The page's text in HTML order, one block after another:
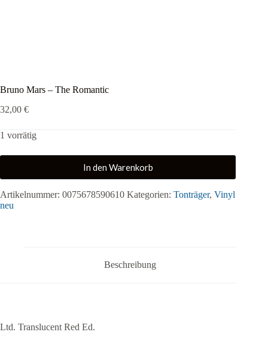
Bruno Mars – The Romantic
32,00 €
1 vorrätig
In den Warenkorb
Artikelnummer: 0075678590610 Kategorien: Tonträger, Vinyl
neu
Beschreibung
Ltd. Translucent Red Ed.